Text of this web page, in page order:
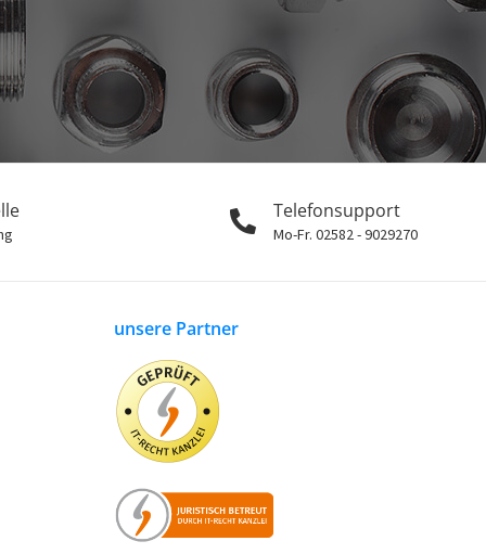
Telefonsupport
Mo-Fr. 02582 - 9029270
unsere Partner